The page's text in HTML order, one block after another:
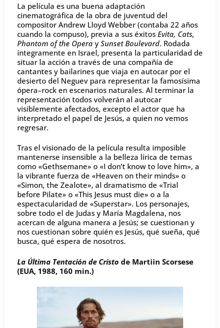
La película es una buena adaptación
cinematográfica de la obra de juventud del
compositor Andrew Lloyd Webber (contaba 22 años
cuando la compuso), previa a sus éxitos Evita, Cats,
Phantom of the Opera y Sunset Boulevard. Rodada
íntegramente en Israel, presenta la particularidad de
situar la acción a través de una compañía de
cantantes y bailarines que viaja en autocar por el
desierto del Neguev para representar la famosísima
ópera–rock en escenarios naturales. Al terminar la
representación todos volverán al autocar
visiblemente afectados, excepto el actor que ha
interpretado el papel de Jesús, a quien no vemos
regresar.
Tras el visionado de la película resulta imposible
mantenerse insensible a la belleza lírica de temas
como «Gethsemane» o «I don’t know to love him», a
la vibrante fuerza de «Heaven on their minds» o
«Simon, the Zealote», al dramatismo de «Trial
before Pilate» o «This Jesus must die» o a la
espectacularidad de «Superstar». Los personajes,
sobre todo el de Judas y María Magdalena, nos
acercan de alguna manera a Jesús; se cuestionan y
nos cuestionan sobre quién es Jesús, qué sueña, qué
busca, qué espera de nosotros.
La Última Tentación de Cristo de Martiin Scorsese
(EUA, 1988, 160 min.)